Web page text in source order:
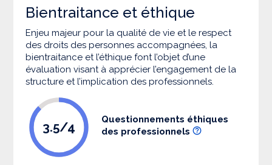
Bientraitance et éthique
Enjeu majeur pour la qualité de vie et le respect
des droits des personnes accompagnées, la
bientraitance et l’éthique font l’objet d’une
évaluation visant à apprécier l’engagement de la
structure et l’implication des professionnels.
3.5/4
Questionnements éthiques
des professionnels